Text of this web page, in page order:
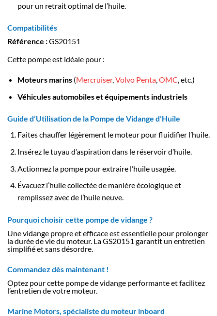
pour un retrait optimal de l’huile.
Compatibilités
Référence :GS20151
Cette pompe est idéale pour :
Moteurs marins(Mercruiser,Volvo Penta,OMC, etc.)
Véhicules automobiles et équipements industriels
Guide d’Utilisation de la Pompe de Vidange d’Huile
Faites chauffer légèrement le moteur pour fluidifier l’huile.
Insérez le tuyau d’aspiration dans le réservoir d’huile.
Actionnez la pompe pour extraire l’huile usagée.
Évacuez l’huile collectée de manière écologique et
remplissez avec de l’huile neuve.
Pourquoi choisir cette pompe de vidange ?
Une vidange propre et efficace est essentielle pour prolonger
la durée de vie du moteur. La GS20151 garantit un entretien
simplifié et sans désordre.
Commandez dès maintenant !
Optez pour cette pompe de vidange performante et facilitez
l’entretien de votre moteur.
Marine Motors, spécialiste du moteur inboard